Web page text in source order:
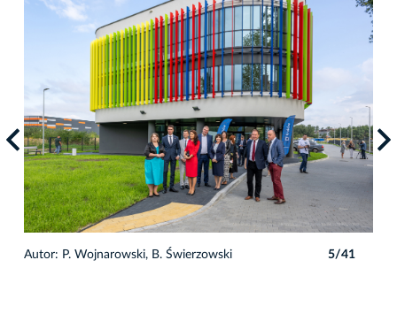
Autor: P. Wojnarowski, B. Świerzowski 5/41